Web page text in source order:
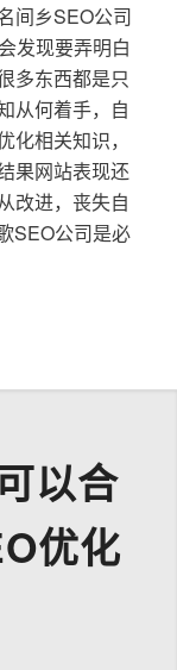
间乡SEO公司
发现要弄明白
多东西都是只
从何着手，自
化相关知识，
果网站表现还
改进，丧失自
SEO公司是必
以合
优化